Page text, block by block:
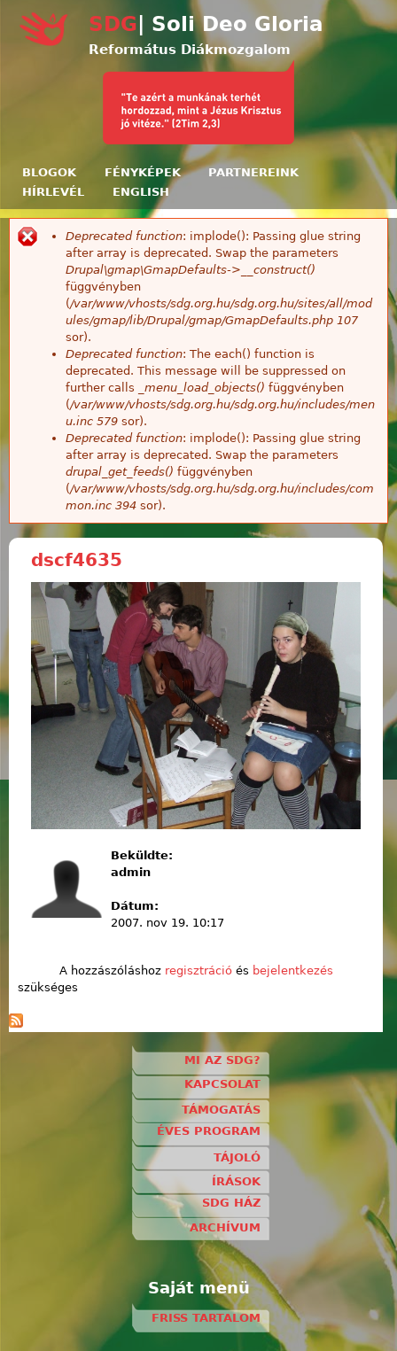
Ugrás a tartalomra
SDG | Soli Deo Gloria
Református Diákmozgalom
BLOGOK FÉNYKÉPEK
PARTNEREINK
HÍRLEVÉL
ENGLISH
Hibaüzenet
Deprecated function: implode(): Passing glue string
after array is deprecated. Swap the parameters
Drupal\gmap\GmapDefaults->__construct()
függvényben
(/var/www/vhosts/sdg.org.hu/sdg.org.hu/sites/all/mod
ules/gmap/lib/Drupal/gmap/GmapDefaults.php 107
sor).
Deprecated function: The each() function is
deprecated. This message will be suppressed on
further calls
_menu_load_objects() függvényben
(/var/www/vhosts/sdg.org.hu/sdg.org.hu/includes/men
u.inc 579 sor).
Deprecated function: implode(): Passing glue string
after array is deprecated. Swap the parameters
drupal_get_feeds() függvényben
(/var/www/vhosts/sdg.org.hu/sdg.org.hu/includes/com
mon.inc 394 sor).
dscf4635
Beküldte:
admin
Dátum:
2007. nov 19. 10:17
A hozzászóláshoz regisztrációés bejelentkezés
szükséges
MI AZ SDG?
KAPCSOLAT
TÁMOGATÁS
ÉVES PROGRAM
TÁJOLÓ
ÍRÁSOK
SDG HÁZ
ARCHÍVUM
Saját menü
FRISS TARTALOM